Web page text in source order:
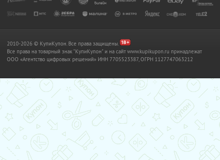
2010-2026 © КупиКупон. Все права защищены.
Все права на товарный знак "КупиКупон" и на сайт www.kupikupon.ru принадлежат
OOO «Агентство цифровых решений» ИНН 7705523387, ОГРН 1127747063212